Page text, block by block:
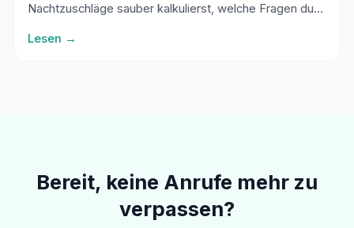
Nachtzuschläge sauber kalkulierst, welche Fragen du
Abzocke abgrenzt.
Lesen →
Bereit, keine Anrufe mehr zu
verpassen?